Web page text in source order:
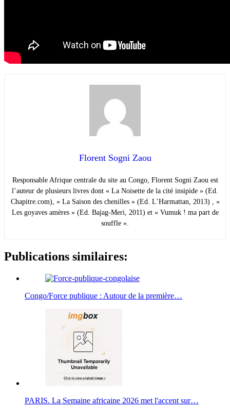
Florent Sogni Zaou
Responsable Afrique centrale du site au Congo, Florent Sogni Zaou est
l’auteur de plusieurs livres dont « La Noisette de la cité insipide » (Ed.
Chapitre.com), « La Saison des chenilles » (Ed. L’Harmattan, 2013) , «
Les goyaves amères » (Ed. Bajag-Meri, 2011) et « Vumuk ! ma part de
souffle ».
Publications similaires:
Congo/Force publique : Autour de la première…
PARIS. La Semaine africaine 2026 met l'accent sur…